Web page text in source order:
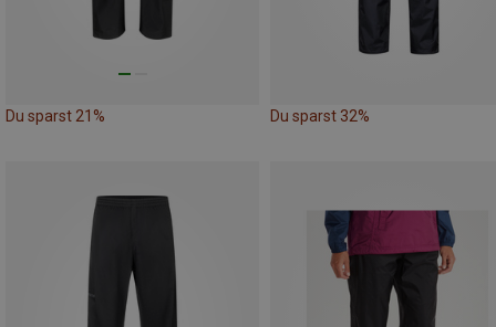
Du sparst 21% Du sparst 32%